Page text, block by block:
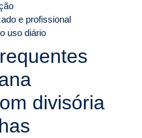
e profissional
uso diário
divisória